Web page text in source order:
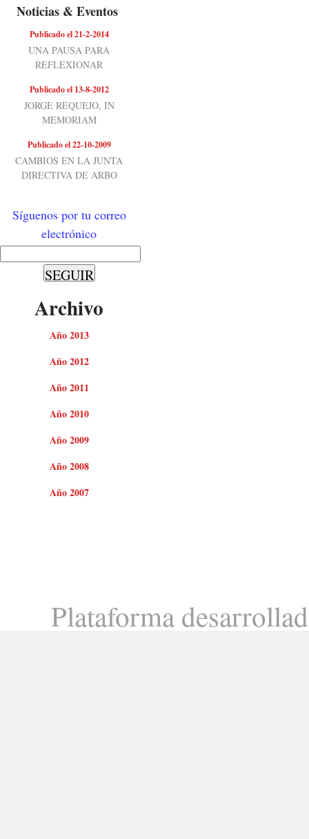
Noticias & Eventos
Publicado el 21-2-2014
UNA PAUSA PARA
REFLEXIONAR
Publicado el 13-8-2012
JORGE REQUEJO, IN
MEMORIAM
Publicado el 22-10-2009
CAMBIOS EN LA JUNTA
DIRECTIVA DE ARBO
Síguenos por tu correo
electrónico
Archivo
Año 2013
Año 2012
Año 2011
Año 2010
Año 2009
Año 2008
Año 2007
Plataforma